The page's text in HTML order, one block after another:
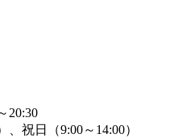
20:30
（9:00～14:00）